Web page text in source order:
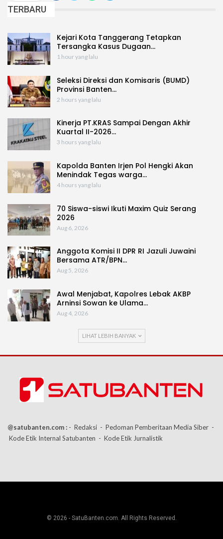
TERBARU
Kejari Kota Tanggerang Tetapkan
Tersangka Kasus Dugaan…
1 hour yang lalu
Seleksi Direksi dan Komisaris (BUMD)
Provinsi Banten…
2 hours yang lalu
Kinerja PT.KRAS Sampai Dengan Akhir
Kuartal II-2026…
3 hours yang lalu
Kapolda Banten Irjen Pol Hengki Akan
Menindak Tegas warga…
4 hours yang lalu
70 Siswa-siswi Ikuti Maxim Quiz Serang
2026
Aug 6, 2026
Anggota Komisi II DPR RI Jazuli Juwaini
Bersama ATR/BPN…
Aug 5, 2026
Awal Menjabat, Kapolres Lebak AKBP
Arninsi Sowan ke Ulama…
Aug 4, 2026
LIHAT LEBIH BANYAK
@satubanten.com : - Redaksi - Pedoman Pemberitaan Media Siber -
Kode Etik Internal Satubanten - Kode Etik Jurnalistik
© 2026 - SatuBanten.com. All Rights Reserved.